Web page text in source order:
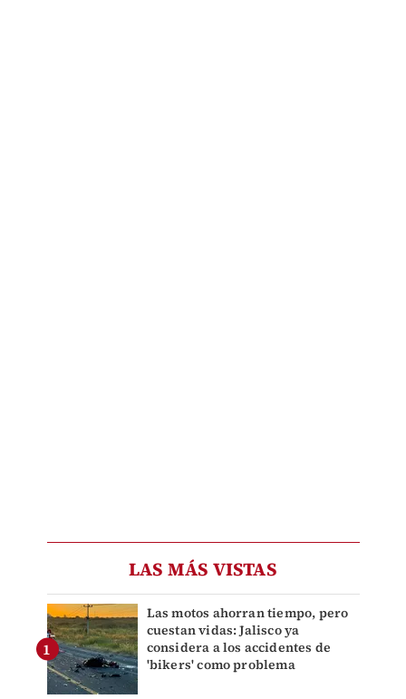
LAS MÁS VISTAS
Las motos ahorran tiempo, pero
cuestan vidas: Jalisco ya
considera a los accidentes de
'bikers' como problema